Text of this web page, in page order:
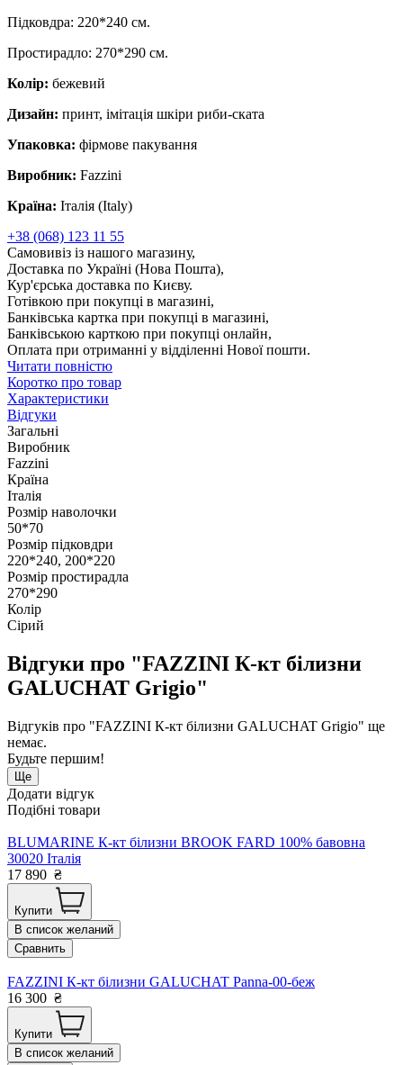
Підковдра: 220*240 см.
Простирадло: 270*290 см.
Колір: бежевий
Дизайн: принт, імітація шкіри риби-ската
Упаковка: фірмове пакування
Виробник: Fazzini
Країна: Італія (Italy)
+38 (068) 123 11 55
Самовивіз із нашого магазину,
Доставка по Україні (Нова Пошта),
Кур'єрська доставка по Києву.
Готівкою при покупці в магазині,
Банківська картка при покупці в магазині,
Банківською карткою при покупці онлайн,
Оплата при отриманні у відділенні Нової пошти.
Читати повністю
Коротко про товар
Характеристики
Відгуки
Загальні
Виробник
Fazzini
Країна
Італія
Розмір наволочки
50*70
Розмір підковдри
220*240, 200*220
Розмір простирадла
270*290
Колір
Сірий
Відгуки про "FAZZINI К-кт білизни
GALUCHAT Grigio"
Відгуків про "FAZZINI К-кт білизни GALUCHAT Grigio" ще
немає.
Будьте першим!
Ще
Додати відгук
Подібні товари
BLUMARINE К-кт білизни BROOK FARD 100% бавовна
30020 Італія
17 890 ₴
Купити
В список желаний
Сравнить
FAZZINI К-кт білизни GALUCHAT Panna-00-беж
16 300 ₴
Купити
В список желаний